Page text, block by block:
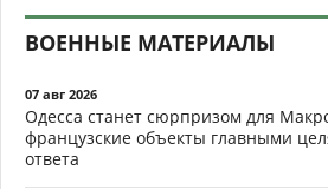
ВОЕННЫЕ МАТЕРИАЛЫ
07 авг 2026
Одесса станет сюрпризом для
французские объекты главными
ответа